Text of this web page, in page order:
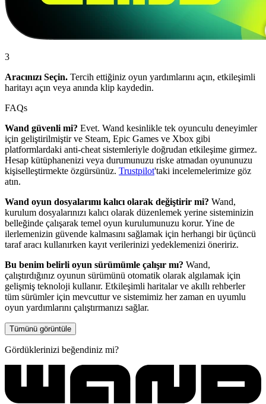
3
Aracınızı Seçin. Tercih ettiğiniz oyun yardımlarını açın, etkileşimli
haritayı açın veya anında klip kaydedin.
FAQs
Wand güvenli mi? Evet. Wand kesinlikle tek oyunculu deneyimler
için geliştirilmiştir ve Steam, Epic Games ve Xbox gibi
platformlardaki anti-cheat sistemleriyle doğrudan etkileşime girmez.
Hesap kütüphanenizi veya durumunuzu riske atmadan oyununuzu
kişiselleştirmekte özgürsünüz. Trustpilot'taki incelemelerimize göz
atın.
Wand oyun dosyalarımı kalıcı olarak değiştirir mi? Wand,
kurulum dosyalarınızı kalıcı olarak düzenlemek yerine sisteminizin
belleğinde çalışarak temel oyun kurulumunuzu korur. Yine de
ilerlemenizin güvende kalmasını sağlamak için herhangi bir üçüncü
taraf aracı kullanırken kayıt verilerinizi yedeklemenizi öneririz.
Bu benim belirli oyun sürümümle çalışır mı? Wand,
çalıştırdığınız oyunun sürümünü otomatik olarak algılamak için
gelişmiş teknoloji kullanır. Etkileşimli haritalar ve akıllı rehberler
tüm sürümler için mevcuttur ve sistemimiz her zaman en uyumlu
oyun yardımlarını çalıştırmanızı sağlar.
Tümünü görüntüle
Gördüklerinizi beğendiniz mi?